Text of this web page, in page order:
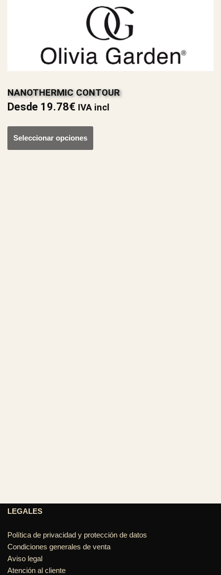
NANOTHERMIC CONTOUR
Desde 19.78€ IVA incl
Seleccionar opciones
LEGALES
Política de privacidad y protección de datos
Condiciones generales de venta
Aviso legal
Atención al cliente